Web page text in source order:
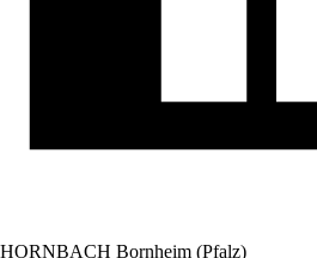
HORNBACH Bornheim (Pfalz)